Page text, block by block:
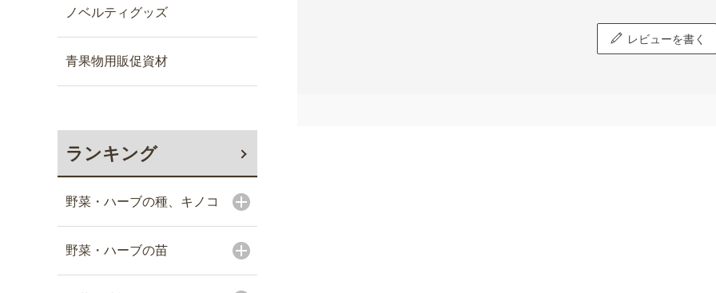
ノベルティグッズ
青果物用販促資材
ランキング
野菜・ハーブの種、キノコ
野菜・ハーブの苗
レビューを書く